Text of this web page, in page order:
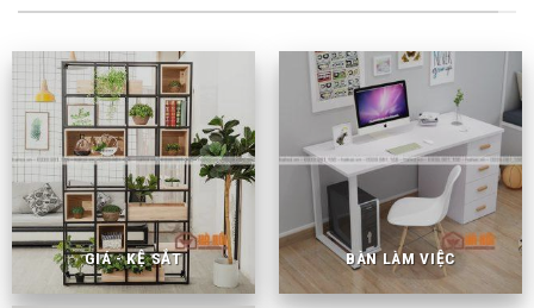
GIÁ - KỆ SẮT BÀN LÀM VIỆC